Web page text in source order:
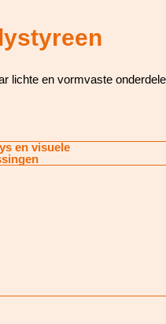
lichte en vormvaste
en visuele